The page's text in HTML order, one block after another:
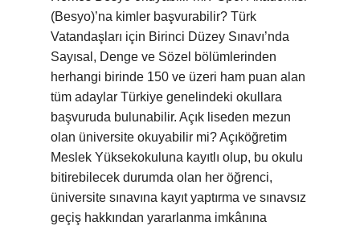
(Besyo)’na kimler başvurabilir? Türk
Vatandaşları için Birinci Düzey Sınavı’nda
Sayısal, Denge ve Sözel bölümlerinden
herhangi birinde 150 ve üzeri ham puan alan
tüm adaylar Türkiye genelindeki okullara
başvuruda bulunabilir. Açık liseden mezun
olan üniversite okuyabilir mi? Açıköğretim
Meslek Yüksekokuluna kayıtlı olup, bu okulu
bitirebilecek durumda olan her öğrenci,
üniversite sınavına kayıt yaptırma ve sınavsız
geçiş hakkından yararlanma imkânına